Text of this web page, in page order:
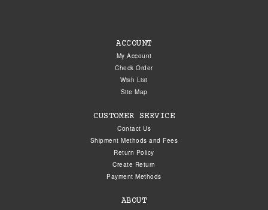
ACCOUNT
My Account
Check Order
Wish List
Site Map
CUSTOMER SERVICE
Contact Us
Shipment Methods and Fees
Return Policy
Create Return
Payment Methods
ABOUT